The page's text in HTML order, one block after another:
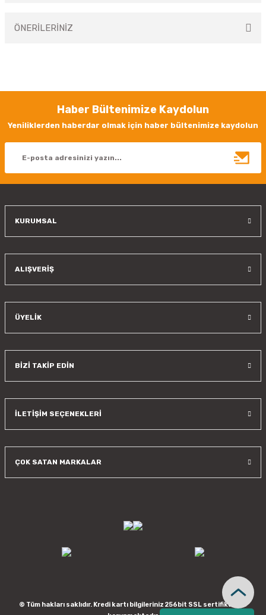
ÖNERİLERİNİZ
Görüş ve önerileriniz için teşekkür ederiz.
Ürün resmi kalitesiz, bozuk veya görüntülenemiyor.
Ürün bilgilerinde hatalar bulunuyor.
Haber Bültenimize Kaydolun
Yeniliklerden haberdar olmak için haber bültenimize kaydolun
KURUMSAL
ALIŞVERİŞ
ÜYELİK
BİZİ TAKİP EDİN
İLETİŞİM SEÇENEKLERİ
ÇOK SATAN MARKALAR
© Tüm hakları saklıdır. Kredi kartı bilgileriniz 256bit SSL sertifikası ile